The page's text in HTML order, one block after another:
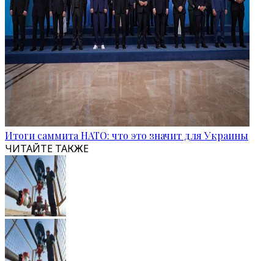
Итоги саммита НАТО: что это значит для Украины
ЧИТАЙТЕ ТАКЖЕ